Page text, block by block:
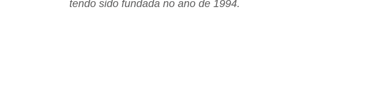
tendo sido fundada no ano de 1994.